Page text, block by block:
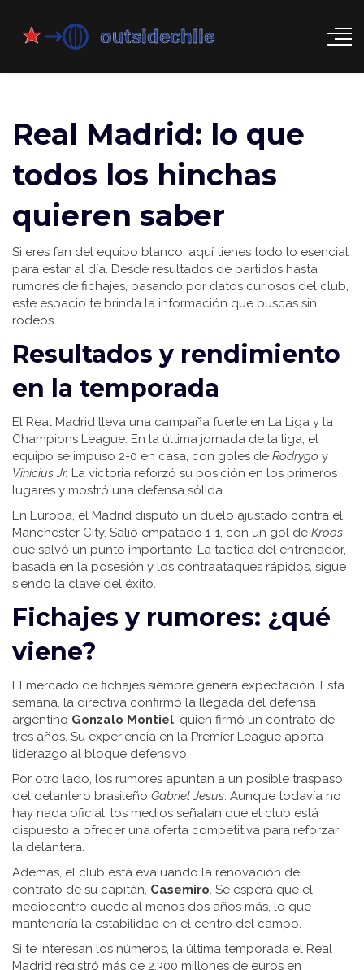
Real Madrid: lo que
todos los hinchas
quieren saber
Si eres fan del equipo blanco, aquí tienes todo lo esencial
para estar al día. Desde resultados de partidos hasta
rumores de fichajes, pasando por datos curiosos del club,
este espacio te brinda la información que buscas sin
rodeos.
Resultados y rendimiento
en la temporada
El Real Madrid lleva una campaña fuerte en La Liga y la
Champions League. En la última jornada de la liga, el
equipo se impuso 2-0 en casa, con goles de Rodrygo y
Vinícius Jr. La victoria reforzó su posición en los primeros
lugares y mostró una defensa sólida.
En Europa, el Madrid disputó un duelo ajustado contra el
Manchester City. Salió empata­do 1-1, con un gol de Kroos
que salvó un punto importante. La táctica del entrenador,
basada en la posesión y los contraataques rápidos, sigue
siendo la clave del éxito.
Fichajes y rumores: ¿qué
viene?
El mercado de fichajes siempre genera expectación. Esta
semana, la directiva confirmó la llegada del defensa
argentino Gonzalo Montiel, quien firmó un contrato de
tres años. Su experiencia en la Premier League aporta
liderazgo al bloque defensivo.
Por otro lado, los rumores apuntan a un posible traspaso
del delantero brasileño Gabriel Jesus. Aunque todavía no
hay nada oficial, los medios señalan que el club está
dispuesto a ofrecer una oferta competitiva para reforzar
la delantera.
Además, el club está evaluando la renovación del
contrato de su capitán, Casemiro. Se espera que el
mediocentro quede al menos dos años más, lo que
mantendría la estabilidad en el centro del campo.
Si te interesan los números, la última temporada el Real
Madrid registró más de 2.300 millones de euros en